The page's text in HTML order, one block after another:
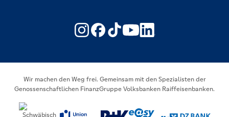
https://www.youtube.com/
https://
Wir machen den Weg frei. Gemeinsam mit den Spezialisten der
Genossenschaftlichen FinanzGruppe Volksbanken Raiffeisenbanken.